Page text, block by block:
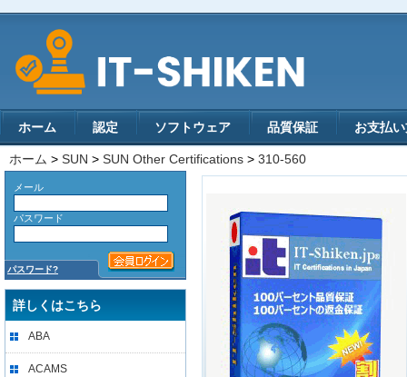
ホーム 認定 ソフトウェア 品質保証 お支払
ホーム > SUN > SUN Other Certifications > 310-560
メール
パスワード
パスワード?
詳しくはこちら
ABA
ACAMS